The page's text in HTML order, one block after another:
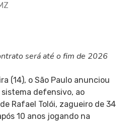
será até o fim de 2026
(14), o São Paulo anunciou
defensivo, ao
Rafael Tolói, zagueiro de 34
10 anos jogando na